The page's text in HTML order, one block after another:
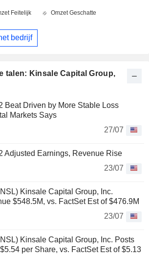
talen: Kinsale Capital Group,
Beat Driven by More Stable Loss
Markets Says
27/07
Adjusted Earnings, Revenue Rise
23/07
Kinsale Capital Group, Inc.
$548.5M, vs. FactSet Est of $476.9M
23/07
Kinsale Capital Group, Inc. Posts
per Share, vs. FactSet Est of $5.13
bedrijf